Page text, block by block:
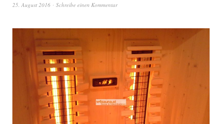
25. August 2016 Schreibe einen Kommentar